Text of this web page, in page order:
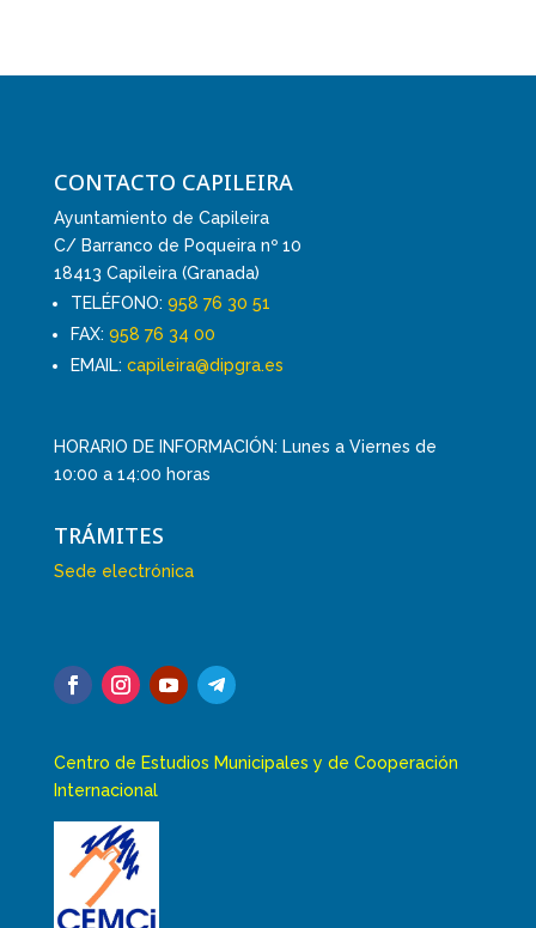
CONTACTO CAPILEIRA
Ayuntamiento de Capileira
C/ Barranco de Poqueira nº 10
18413 Capileira (Granada)
TELÉFONO: 958 76 30 51
FAX: 958 76 34 00
EMAIL: capileira@dipgra.es
HORARIO DE INFORMACIÓN: Lunes a Viernes de
10:00 a 14:00 horas
TRÁMITES
Sede electrónica
Centro de Estudios Municipales y de Cooperación
Internacional